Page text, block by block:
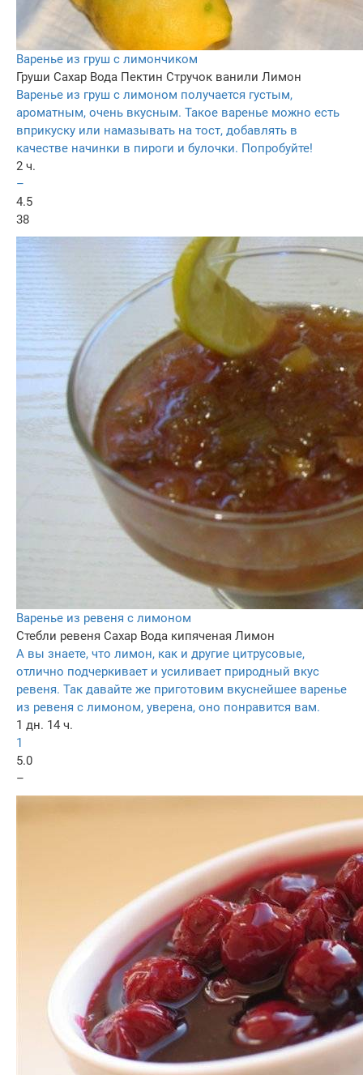
Варенье из груш с лимончиком
Груши Сахар Вода Пектин Стручок ванили Лимон
Варенье из груш с лимоном получается густым,
ароматным, очень вкусным. Такое варенье можно есть
вприкуску или намазывать на тост, добавлять в
качестве начинки в пироги и булочки. Попробуйте!
2 ч.
–
4.5
38
Варенье из ревеня с лимоном
Стебли ревеня Сахар Вода кипяченая Лимон
А вы знаете, что лимон, как и другие цитрусовые,
отлично подчеркивает и усиливает природный вкус
ревеня. Так давайте же приготовим вкуснейшее варенье
из ревеня с лимоном, уверена, оно понравится вам.
1 дн. 14 ч.
1
5.0
–